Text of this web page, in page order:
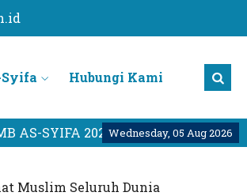
Syifa Hubungi Kami
Wednesday, 05 Aug 2026
SYIFA 2026KLIK DISINI !
Muslim Seluruh Dunia